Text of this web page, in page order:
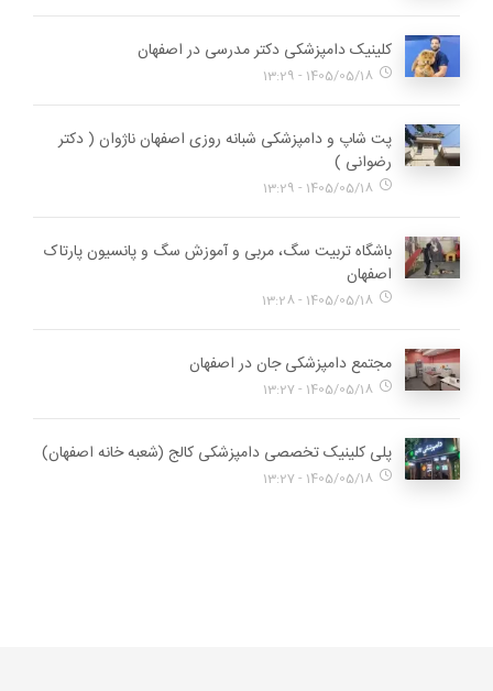
کلینیک دامپزشکی دکتر مدرسی در اصفهان
1405/05/18 - 13:29
پت شاپ و دامپزشکی شبانه روزی اصفهان ناژوان ( دکتر
رضوانی )
1405/05/18 - 13:29
باشگاه تربیت سگ، مربی و آموزش سگ و پانسیون پارتاک
اصفهان
1405/05/18 - 13:28
مجتمع دامپزشکی جان در اصفهان
1405/05/18 - 13:27
پلی کلینیک تخصصی دامپزشکی کالج (شعبه خانه اصفهان)
1405/05/18 - 13:27